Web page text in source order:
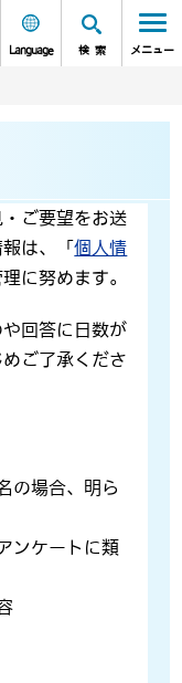
Language 検索 メニュー
ご要望をお送
報は、「個人情
に努めます。
回答に日数が
ご了承くださ
の場合、明ら
ンケートに類